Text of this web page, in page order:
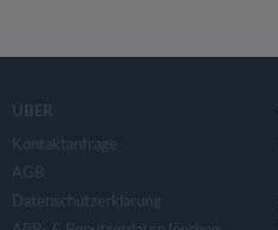
ÜBER
Kontaktanfrage
AGB
Datenschutzerklärung